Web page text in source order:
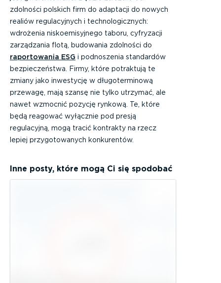
zdolności polskich firm do adaptacji do nowych
realiów regulacyjnych i technologicznych:
wdrożenia niskoemisyjnego taboru, cyfryzacji
zarządzania flotą, budowania zdolności do
raportowania ESG i podnoszenia standardów
bezpieczeństwa. Firmy, które potraktują te
zmiany jako inwestycję w długoterminową
przewagę, mają szansę nie tylko utrzymać, ale
nawet wzmocnić pozycję rynkową. Te, które
będą reagować wyłącznie pod presją
regulacyjną, mogą tracić kontrakty na rzecz
lepiej przygotowanych konkurentów.
Inne posty, które mogą Ci się spodobać